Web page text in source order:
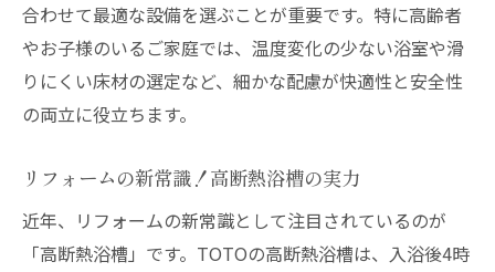
合わせて最適な設備を選ぶことが重要です。特に高齢者
やお子様のいるご家庭では、温度変化の少ない浴室や滑
りにくい床材の選定など、細かな配慮が快適性と安全性
の両立に役立ちます。
リフォームの新常識！高断熱浴槽の実力
近年、リフォームの新常識として注目されているのが
「高断熱浴槽」です。TOTOの高断熱浴槽は、入浴後4時